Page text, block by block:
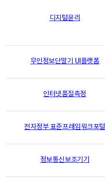
디지털윤리
무인정보단말기 UI플랫폼
인터넷품질측정
전자정부 표준프레임워크포털
정보통신보조기기